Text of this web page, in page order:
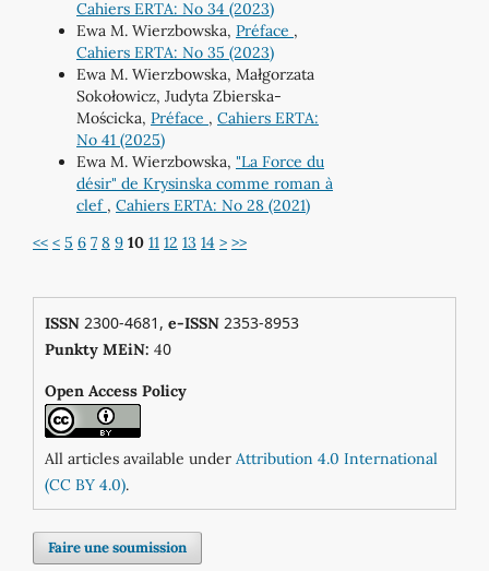
Cahiers ERTA: No 34 (2023)
Ewa M. Wierzbowska, Préface ,
Cahiers ERTA: No 35 (2023)
Ewa M. Wierzbowska, Małgorzata
Sokołowicz, Judyta Zbierska-
Mościcka, Préface , Cahiers ERTA:
No 41 (2025)
Ewa M. Wierzbowska, "La Force du
désir" de Krysinska comme roman à
clef , Cahiers ERTA: No 28 (2021)
<< < 5 6 7 8 9 10 11 12 13 14 > >>
ISSN2300-4681, e-ISSN2353-8953
Punkty MEiN: 40
Open Access Policy
All articles available under Attribution 4.0 International
(CC BY 4.0).
Faire une soumission